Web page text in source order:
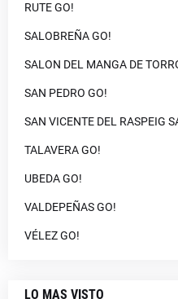
RUTE GO!
SALOBREÑA GO!
SALON DEL MANGA DE
SAN PEDRO GO!
SAN VICENTE DEL RASPEIG
TALAVERA GO!
UBEDA GO!
VALDEPEÑAS GO!
VÉLEZ GO!
LO MAS VISTO